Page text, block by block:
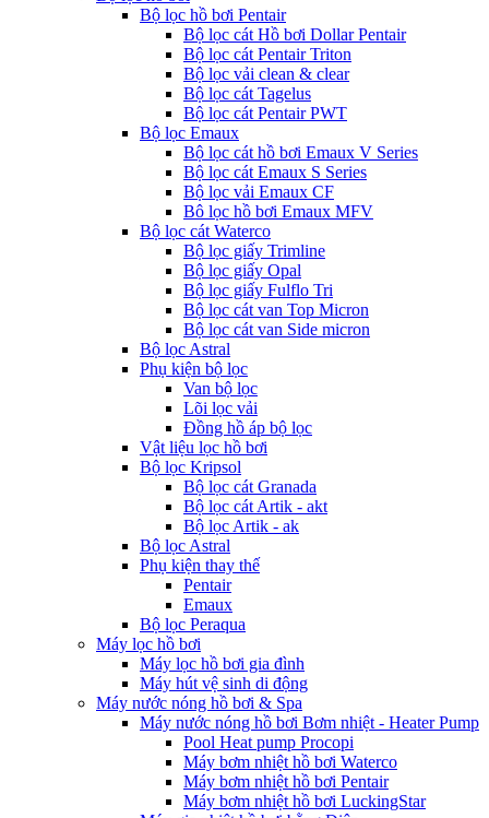
Bộ lọc hồ bơi Pentair
Bộ lọc cát Hồ bơi Dollar Pentair
Bộ lọc cát Pentair Triton
Bộ lọc vải clean & clear
Bộ lọc cát Tagelus
Bộ lọc cát Pentair PWT
Bộ lọc Emaux
Bộ lọc cát hồ bơi Emaux V Series
Bộ lọc cát Emaux S Series
Bộ lọc vải Emaux CF
Bô lọc hồ bơi Emaux MFV
Bộ lọc cát Waterco
Bộ lọc giấy Trimline
Bộ lọc giấy Opal
Bộ lọc giấy Fulflo Tri
Bộ lọc cát van Top Micron
Bộ lọc cát van Side micron
Bộ lọc Astral
Phụ kiện bộ lọc
Van bộ lọc
Lõi lọc vải
Đồng hồ áp bộ lọc
Vật liệu lọc hồ bơi
Bộ lọc Kripsol
Bộ lọc cát Granada
Bộ lọc cát Artik - akt
Bộ lọc Artik - ak
Bộ lọc Astral
Phụ kiện thay thế
Pentair
Emaux
Bộ lọc Peraqua
Máy lọc hồ bơi
Máy lọc hồ bơi gia đình
Máy hút vệ sinh di động
Máy nước nóng hồ bơi & Spa
Máy nước nóng hồ bơi Bơm nhiệt - Heater Pump
Pool Heat pump Procopi
Máy bơm nhiệt hồ bơi Waterco
Máy bơm nhiệt hồ bơi Pentair
Máy bơm nhiệt hồ bơi LuckingStar